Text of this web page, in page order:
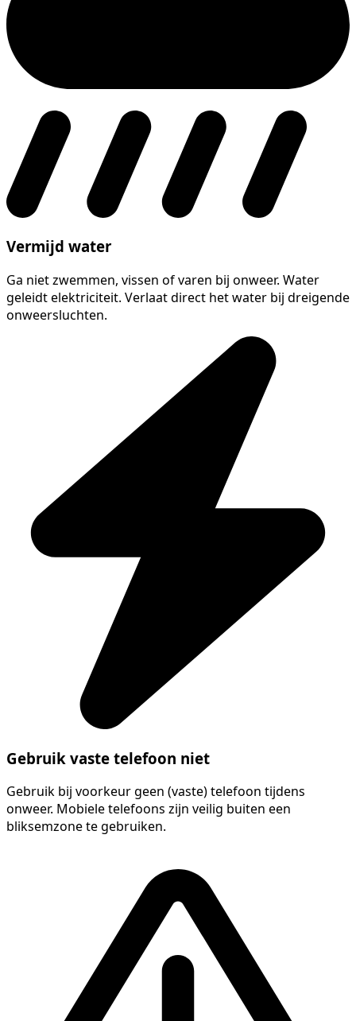
Vermijd water
Ga niet zwemmen, vissen of varen bij onweer. Water
geleidt elektriciteit. Verlaat direct het water bij dreigende
onweersluchten.
Gebruik vaste telefoon niet
Gebruik bij voorkeur geen (vaste) telefoon tijdens
onweer. Mobiele telefoons zijn veilig buiten een
bliksemzone te gebruiken.